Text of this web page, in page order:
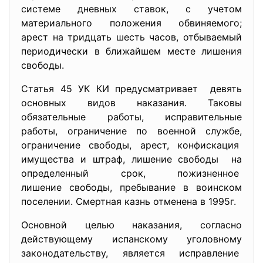
системе дневных ставок, с учетом
материального положения обвиняемого;
арест на тридцать шесть часов, отбываемый
периодически в ближайшем месте лишения
свободы.
Статья 45 УК КИ предусматривает девять
основных видов наказания. Таковы
обязательные работы, исправительные
работы, ограничение по военной службе,
ограничение свободы, арест, конфискация
имущества и штраф, лишение свободы на
определенный срок, пожизненное
лишение свободы, пребывание в воинском
поселении. Смертная казнь отменена в 1995г.
Основной целью наказания, согласно
действующему испанскому уголовному
законодательству, является исправление